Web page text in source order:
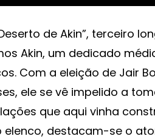
de Akin”, terceiro
Akin, um dedicado
Com a eleição de Jair
ele se vê impelido a
que aqui vinha
destacam-se o